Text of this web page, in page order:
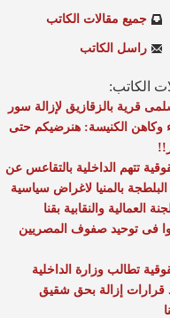
جميع مقالات الكاتب
راسل الكاتب
بالزقازيق لإزالة سور
الكنيسة: هنرضيكم حتى
تتهم الداخلية بالتقاعس عن
بالمنيا لاغراض سياسية
والنقابية بقنا
فى توحيد صفوف المصريين
تطالب وزارة الداخلية
إزالة بحق شقيق